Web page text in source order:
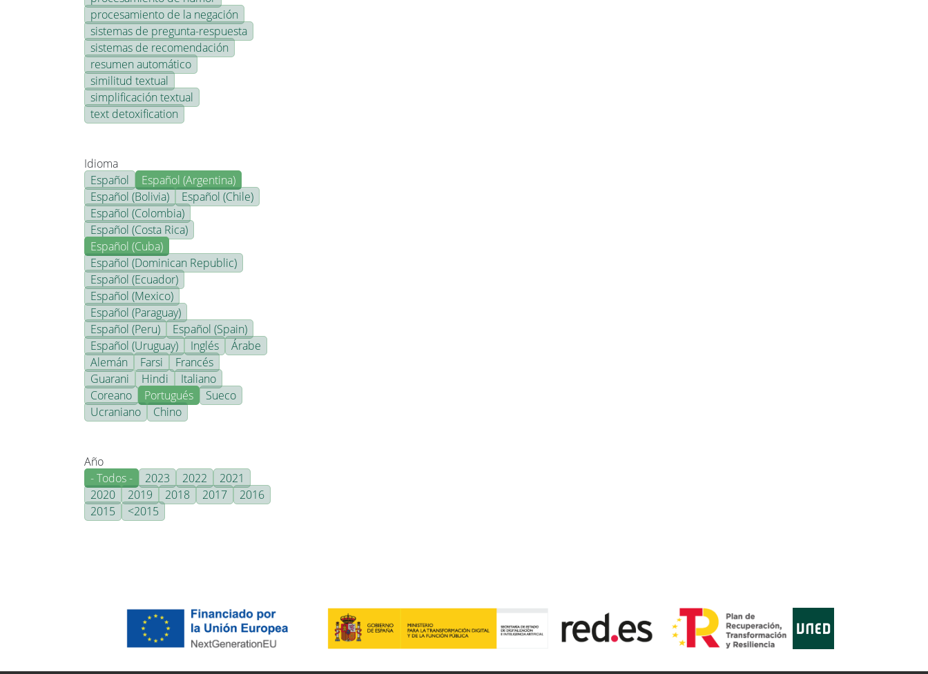
procesamiento de la negación
sistemas de pregunta-respuesta
sistemas de recomendación
resumen automático
similitud textual
simplificación textual
text detoxification
Idioma
Español
Español (Argentina)
Español (Bolivia)
Español (Chile)
Español (Colombia)
Español (Costa Rica)
Español (Cuba)
Español (Dominican Republic)
Español (Ecuador)
Español (Mexico)
Español (Paraguay)
Español (Peru)
Español (Spain)
Español (Uruguay)
Inglés
Árabe
Alemán
Farsi
Francés
Guarani
Hindi
Italiano
Coreano
Portugués
Sueco
Ucraniano
Chino
Año
- Todos -
2023 2022
2021
2020
2019 2018 2017
2016
2015
<2015